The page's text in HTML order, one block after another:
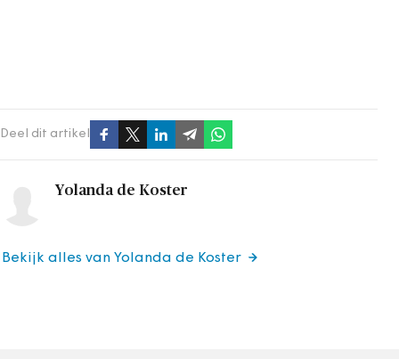
Deel dit artikel
Yolanda de Koster
Bekijk alles van Yolanda de Koster